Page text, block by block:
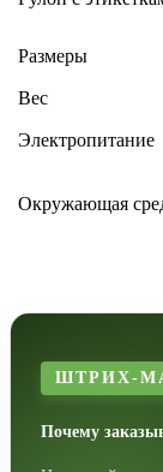
Размеры
Вес
Электропитание
Окружающая
ШТРИХ-
Почему